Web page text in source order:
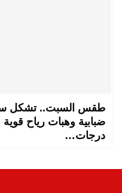
طقس السبت.. تشكل
ضبابية وهبات رياح
درجات…